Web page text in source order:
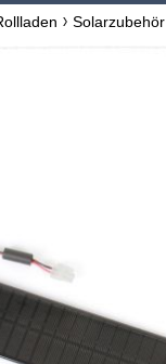
Solarzubehör